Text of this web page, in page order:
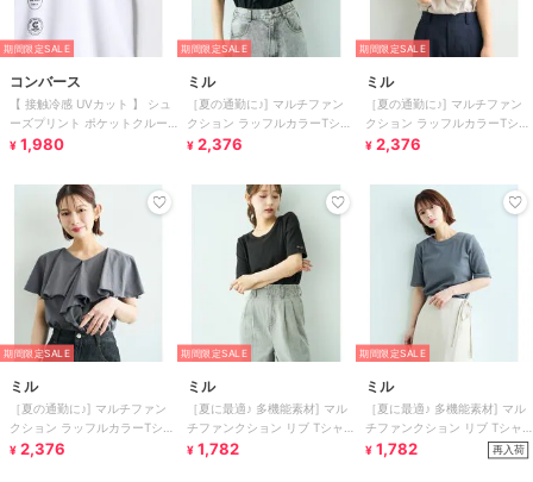
期間限定SALE
コンバース
【 接触冷感 UVカット 】 シュ
ーズプリント ポケットクルー
ネック 半袖 Tシャツ
¥ 1,980
期間限定SALE
ミル
［夏の通勤に♪] マルチファン
クション ラッフルカラーTシャ
ツ/ 汗染み防止 【mil/ミル】
¥ 2,376
期間限定SALE
ミル
［夏の通勤に♪] マルチファン
クション ラッフルカラーTシャ
ツ/ 汗染み防止 【mil/ミル】
¥ 2,376
期間限定SALE
ミル
［夏の通勤に♪] マルチファン
クション ラッフルカラーTシャ
ツ/ 汗染み防止 【mil/ミル】
¥ 2,376
期間限定SALE
ミル
［夏に最適♪ 多機能素材] マル
チファンクション リブ Tシャ
ツ / 汗染み防止 【mil/ミル】
¥ 1,782
期間限定SALE
ミル
［夏に最適♪ 多機能素材] マル
チファンクション リブ Tシャ
ツ / 汗染み防止 【mil/ミル】
¥ 1,782 再入荷